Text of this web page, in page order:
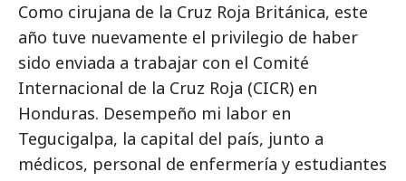
Como cirujana de la Cruz Roja Británica, este
año tuve nuevamente el privilegio de haber
sido enviada a trabajar con el Comité
Internacional de la Cruz Roja (CICR) en
Honduras. Desempeño mi labor en
Tegucigalpa, la capital del país, junto a
médicos, personal de enfermería y estudiantes